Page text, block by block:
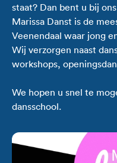
staat? Dan bent u bij
Marissa Danst is de
Veenendaal waar jong
Wij verzorgen naast
workshops,
We hopen u snel te
dansschool.